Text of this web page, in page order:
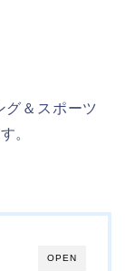
グ＆スポーツ
。
OPEN